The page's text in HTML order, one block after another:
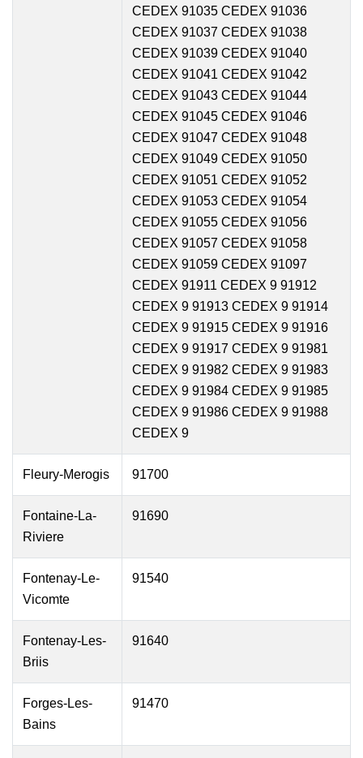
CEDEX 91035 CEDEX 91036
CEDEX 91037 CEDEX 91038
CEDEX 91039 CEDEX 91040
CEDEX 91041 CEDEX 91042
CEDEX 91043 CEDEX 91044
CEDEX 91045 CEDEX 91046
CEDEX 91047 CEDEX 91048
CEDEX 91049 CEDEX 91050
CEDEX 91051 CEDEX 91052
CEDEX 91053 CEDEX 91054
CEDEX 91055 CEDEX 91056
CEDEX 91057 CEDEX 91058
CEDEX 91059 CEDEX 91097
CEDEX 91911 CEDEX 9 91912
CEDEX 9 91913 CEDEX 9 91914
CEDEX 9 91915 CEDEX 9 91916
CEDEX 9 91917 CEDEX 9 91981
CEDEX 9 91982 CEDEX 9 91983
CEDEX 9 91984 CEDEX 9 91985
CEDEX 9 91986 CEDEX 9 91988
CEDEX 9
Fleury-Merogis 91700
Fontaine-La-
Riviere
91690
Fontenay-Le-
Vicomte
91540
Fontenay-Les-
Briis
91640
Forges-Les-
Bains
91470